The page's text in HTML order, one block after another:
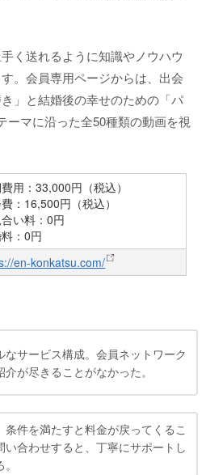
く送れるように知識やノウハウ
。会員専用ページからは、出会
」と結婚後の幸せのための「パ
ーマに沿った全50種類の動画を視
用：33,000円（税込）
：16,500円（税込）
い料：0円
：0円
en-konkatsu.com/
なサービス構成。会員ネットワーク
が尽きることがなかった。
条件を満たすと料金が戻ってくるこ
い合わせすると、丁寧にサポートし